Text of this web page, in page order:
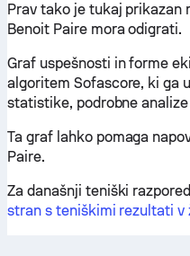
Prav tako je tukaj prikazan
Benoit Paire mora odigrati.
Graf uspešnosti in forme
algoritem Sofascore, ki ga
statistike, podrobne
Ta graf lahko pomaga
Paire.
Za današnji teniški
stran s teniškimi rezultati v